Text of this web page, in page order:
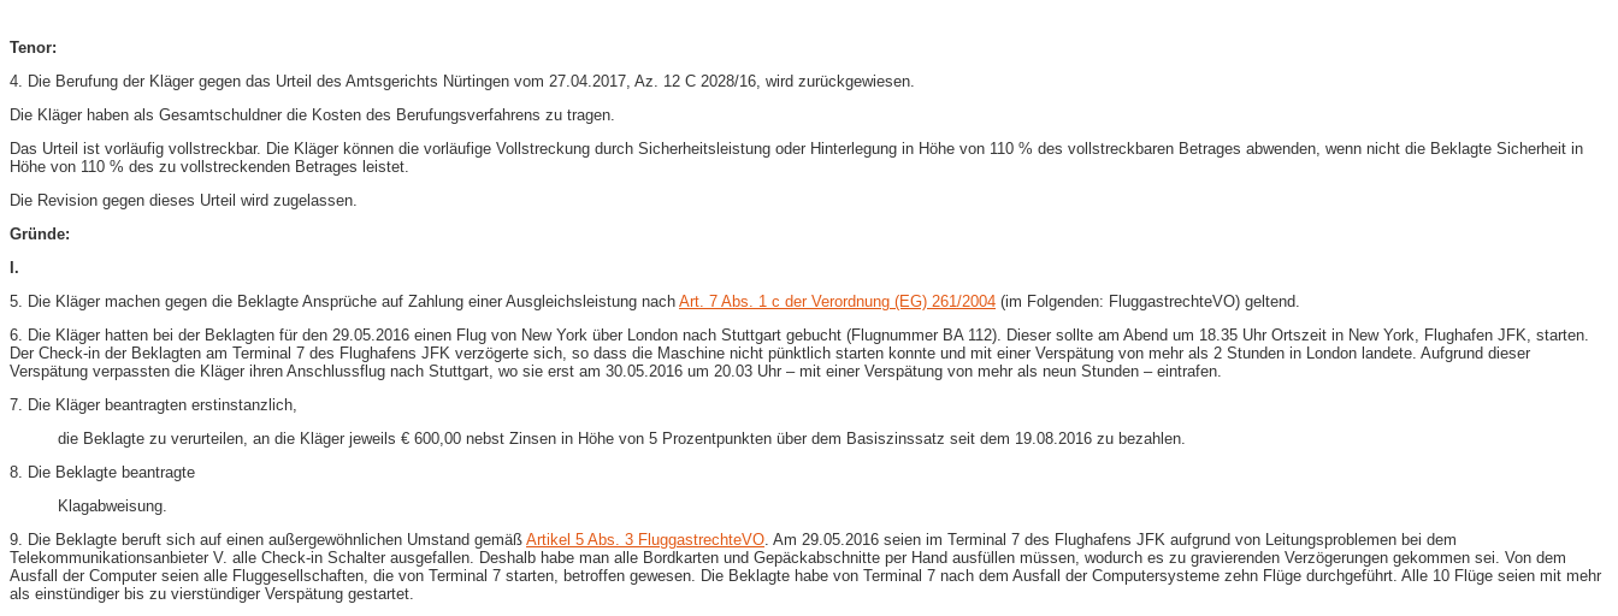
Tenor:
4. Die Berufung der Kläger gegen das Urteil des Amtsgerichts Nürtingen vom 27.04.2017, Az. 12 C 2028/16, wird zurückgewiesen.
Die Kläger haben als Gesamtschuldner die Kosten des Berufungsverfahrens zu tragen.
Das Urteil ist vorläufig vollstreckbar. Die Kläger können die vorläufige Vollstreckung durch Sicherheitsleistung oder Hinterlegung in Höhe von 110 % des vollstreckbaren Betrages abwenden, wenn nicht die Beklagte Sicherheit in
Höhe von 110 % des zu vollstreckenden Betrages leistet.
Die Revision gegen dieses Urteil wird zugelassen.
Gründe:
I.
5. Die Kläger machen gegen die Beklagte Ansprüche auf Zahlung einer Ausgleichsleistung nach Art. 7 Abs. 1 c der Verordnung (EG) 261/2004 (im Folgenden: FluggastrechteVO) geltend.
6. Die Kläger hatten bei der Beklagten für den 29.05.2016 einen Flug von New York über London nach Stuttgart gebucht (Flugnummer BA 112). Dieser sollte am Abend um 18.35 Uhr Ortszeit in New York, Flughafen JFK, starten.
Der Check-​in der Beklagten am Terminal 7 des Flughafens JFK verzögerte sich, so dass die Maschine nicht pünktlich starten konnte und mit einer Verspätung von mehr als 2 Stunden in London landete. Aufgrund dieser
Verspätung verpassten die Kläger ihren Anschlussflug nach Stuttgart, wo sie erst am 30.05.2016 um 20.03 Uhr – mit einer Verspätung von mehr als neun Stunden – eintrafen.
7. Die Kläger beantragten erstinstanzlich,
die Beklagte zu verurteilen, an die Kläger jeweils € 600,00 nebst Zinsen in Höhe von 5 Prozentpunkten über dem Basiszinssatz seit dem 19.08.2016 zu bezahlen.
8. Die Beklagte beantragte
Klagabweisung.
9. Die Beklagte beruft sich auf einen außergewöhnlichen Umstand gemäß Artikel 5 Abs. 3 FluggastrechteVO . Am 29.05.2016 seien im Terminal 7 des Flughafens JFK aufgrund von Leitungsproblemen bei dem
Telekommunikationsanbieter V. alle Check-​in Schalter ausgefallen. Deshalb habe man alle Bordkarten und Gepäckabschnitte per Hand ausfüllen müssen, wodurch es zu gravierenden Verzögerungen gekommen sei. Von dem
Ausfall der Computer seien alle Fluggesellschaften, die von Terminal 7 starten, betroffen gewesen. Die Beklagte habe von Terminal 7 nach dem Ausfall der Computersysteme zehn Flüge durchgeführt. Alle 10 Flüge seien mit mehr
als einstündiger bis zu vierstündiger Verspätung gestartet.